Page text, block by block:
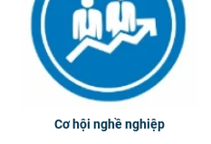
Cơ hội nghề nghiệp